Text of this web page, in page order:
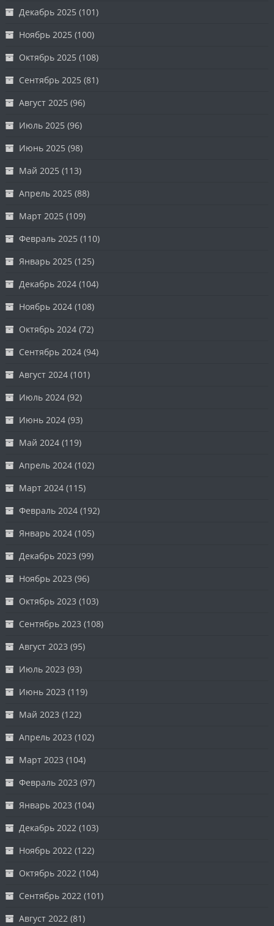
Декабрь 2025 (101)
Ноябрь 2025 (100)
Октябрь 2025 (108)
Сентябрь 2025 (81)
Август 2025 (96)
Июль 2025 (96)
Июнь 2025 (98)
Май 2025 (113)
Апрель 2025 (88)
Март 2025 (109)
Февраль 2025 (110)
Январь 2025 (125)
Декабрь 2024 (104)
Ноябрь 2024 (108)
Октябрь 2024 (72)
Сентябрь 2024 (94)
Август 2024 (101)
Июль 2024 (92)
Июнь 2024 (93)
Май 2024 (119)
Апрель 2024 (102)
Март 2024 (115)
Февраль 2024 (192)
Январь 2024 (105)
Декабрь 2023 (99)
Ноябрь 2023 (96)
Октябрь 2023 (103)
Сентябрь 2023 (108)
Август 2023 (95)
Июль 2023 (93)
Июнь 2023 (119)
Май 2023 (122)
Апрель 2023 (102)
Март 2023 (104)
Февраль 2023 (97)
Январь 2023 (104)
Декабрь 2022 (103)
Ноябрь 2022 (122)
Октябрь 2022 (104)
Сентябрь 2022 (101)
Август 2022 (81)